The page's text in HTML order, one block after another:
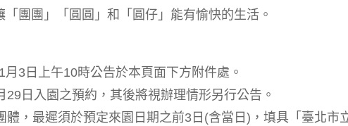
團團」「圓圓」和「圓仔」能有愉快的生活。
3日上午10時公告於本頁面下方附件處。
日入園之預約，其後將視辦理情形另行公告。
，最遲須於預定來園日期之前3日(含當日)，填具「臺北市